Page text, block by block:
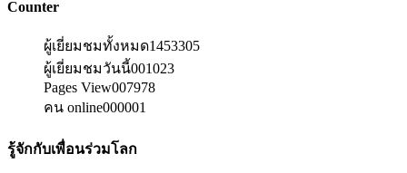
Counter
ผู้เยี่ยมชมทั้งหมด1453305
ผู้เยี่ยมชมวันนี้001023
Pages View007978
คน online000001
รู้จักกับเพื่อนร่วมโลก